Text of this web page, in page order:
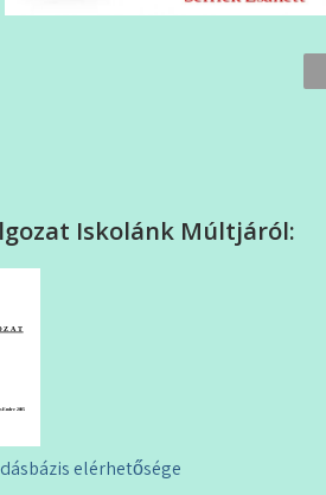
Iskolánk Múltjáról:
elérhetősége